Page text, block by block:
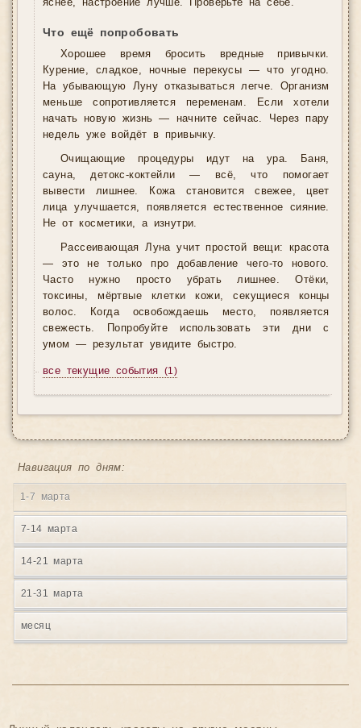
яснее, настроение лучше. Проверьте на себе.
Что ещё попробовать
Хорошее время бросить вредные привычки.
Курение, сладкое, ночные перекусы — что угодно.
На убывающую Луну отказываться легче. Организм
меньше сопротивляется переменам. Если хотели
начать новую жизнь — начните сейчас. Через пару
недель уже войдёт в привычку.
Очищающие процедуры идут на ура. Баня,
сауна, детокс-коктейли — всё, что помогает
вывести лишнее. Кожа становится свежее, цвет
лица улучшается, появляется естественное сияние.
Не от косметики, а изнутри.
Рассеивающая Луна учит простой вещи: красота
— это не только про добавление чего-то нового.
Часто нужно просто убрать лишнее. Отёки,
токсины, мёртвые клетки кожи, секущиеся концы
волос. Когда освобождаешь место, появляется
свежесть. Попробуйте использовать эти дни с
умом — результат увидите быстро.
все текущие события (1)
Навигация по дням:
1-7 марта
7-14 марта
14-21 марта
21-31 марта
месяц